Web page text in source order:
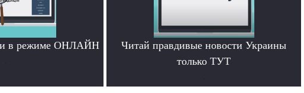
в режиме ОНЛАЙН
Читай правдивые новости Украины
только ТУТ